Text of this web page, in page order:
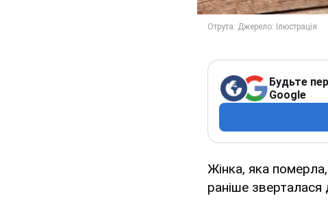
Будьте
Google
Жінка, яка
раніше зверталася